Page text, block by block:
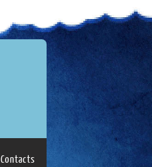
Contacts